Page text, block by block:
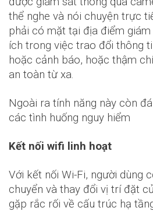
thể nghe và nói chuyện trực
phải có mặt tại địa điểm
ích trong việc trao đổi thông
hoặc cảnh báo, hoặc thậm
an toàn từ xa.
Ngoài ra tính năng này còn
các tình huống nguy hiểm
Kết nối wifi linh hoạt
Với kết nối Wi-Fi, người dùng
chuyển và thay đổi vị trí đặt
gặp rắc rối về cấu trúc hạ